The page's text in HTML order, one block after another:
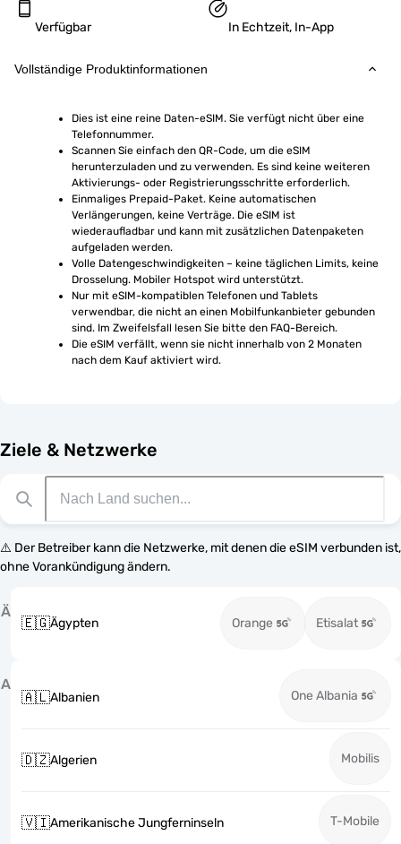
Verfügbar In Echtzeit, In-App
Vollständige Produktinformationen
Dies ist eine reine Daten-eSIM. Sie verfügt nicht über eine
Telefonnummer.
Scannen Sie einfach den QR-Code, um die eSIM
herunterzuladen und zu verwenden. Es sind keine weiteren
Aktivierungs- oder Registrierungsschritte erforderlich.
Einmaliges Prepaid-Paket. Keine automatischen
Verlängerungen, keine Verträge. Die eSIM ist
wiederaufladbar und kann mit zusätzlichen Datenpaketen
aufgeladen werden.
Volle Datengeschwindigkeiten – keine täglichen Limits, keine
Drosselung. Mobiler Hotspot wird unterstützt.
Nur mit eSIM-kompatiblen Telefonen und Tablets
verwendbar, die nicht an einen Mobilfunkanbieter gebunden
sind. Im Zweifelsfall lesen Sie bitte den FAQ-Bereich.
Die eSIM verfällt, wenn sie nicht innerhalb von 2 Monaten
nach dem Kauf aktiviert wird.
Ziele & Netzwerke
⚠️ Der Betreiber kann die Netzwerke, mit denen die eSIM verbunden ist,
ohne Vorankündigung ändern.
Ä
🇪🇬Ägypten Orange Etisalat
A
🇦🇱Albanien One Albania
🇩🇿Algerien Mobilis
🇻🇮Amerikanische Jungferninseln T-Mobile